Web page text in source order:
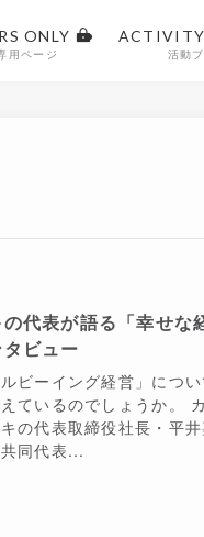
ONLY
用ページ
ACTIVITY
活動
代表が語る「幸せな
ビュー
ビーイング経営」につ
ているのでしょうか。
の代表取締役社長・平
同代表...